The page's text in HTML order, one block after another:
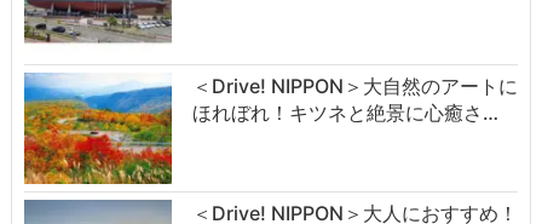
＜Drive! NIPPON＞大自然のアートに
ほれぼれ！キツネと絶景に心癒さ…
＜Drive! NIPPON＞大人におすすめ！